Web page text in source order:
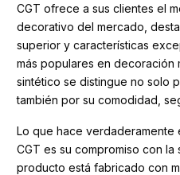
CGT ofrece a sus clientes el
decorativo del mercado,
superior y características
más populares en decoración
sintético se distingue no solo
también por su comodidad,
Lo que hace
CGT es su compromiso con la
producto está fabricado con